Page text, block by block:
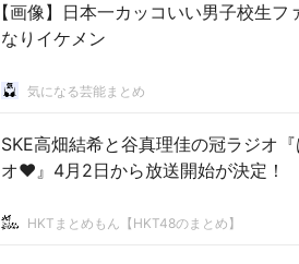
【画像】日本一カッコいい男子校生
なりイケメン
気になる芸能まとめ
SKE高畑結希と谷真理佳の冠ラジオ
オ❤』4月2日から放送開始が決定！
HKTまとめもん【HKT48のまとめ】